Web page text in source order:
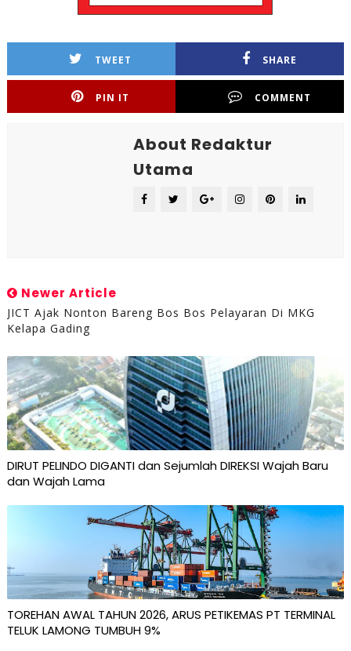
TWEET SHARE
PIN IT COMMENT
About Redaktur
Utama
Newer Article
JICT Ajak Nonton Bareng Bos Bos Pelayaran Di MKG
Kelapa Gading
DIRUT PELINDO DIGANTI dan Sejumlah DIREKSI Wajah Baru
dan Wajah Lama
TOREHAN AWAL TAHUN 2026, ARUS PETIKEMAS PT TERMINAL
TELUK LAMONG TUMBUH 9%